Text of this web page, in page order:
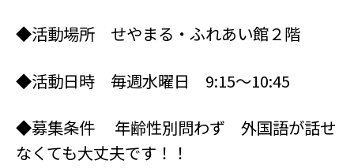
◆活動場所 せやまる・ふれあい館２階
◆活動日時 毎週水曜日 9:15～10:45
◆募集条件 年齢性別問わず 外国語が話せ
なくても大丈夫です！！